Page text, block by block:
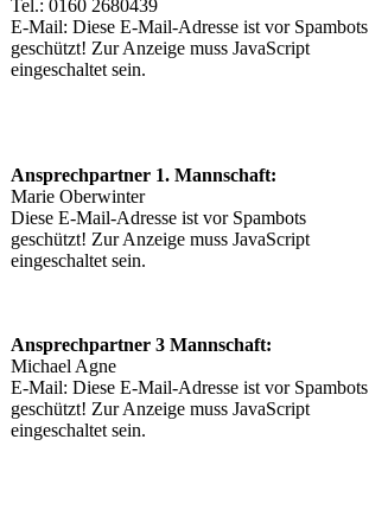
Tel.: 0160 2680439
E-Mail: Diese E-Mail-Adresse ist vor Spambots
geschützt! Zur Anzeige muss JavaScript
eingeschaltet sein.
Ansprechpartner 1. Mannschaft:
Marie Oberwinter
Diese E-Mail-Adresse ist vor Spambots
geschützt! Zur Anzeige muss JavaScript
eingeschaltet sein.
Ansprechpartner 3 Mannschaft:
Michael Agne
E-Mail: Diese E-Mail-Adresse ist vor Spambots
geschützt! Zur Anzeige muss JavaScript
eingeschaltet sein.